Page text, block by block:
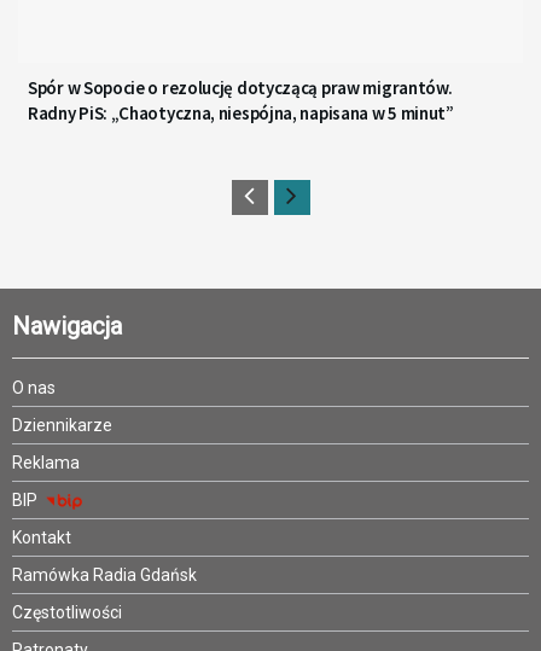
Spór w Sopocie o rezolucję dotyczącą praw migrantów.
Radny PiS: „Chaotyczna, niespójna, napisana w 5 minut”
Nawigacja
O nas
Dziennikarze
Reklama
BIP
Kontakt
Ramówka Radia Gdańsk
Częstotliwości